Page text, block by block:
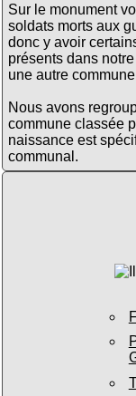
Sur le monument
soldats morts aux
donc y avoir
présents dans
une autre
Nous avons
commune classée
naissance est
communal.